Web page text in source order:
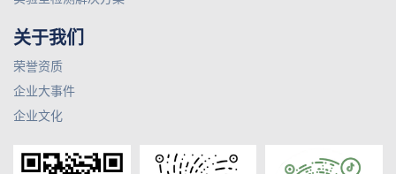
关于我们
荣誉资质
企业大事件
企业文化